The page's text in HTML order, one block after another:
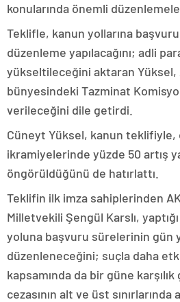
konularında önemli
Teklifle, kanun yollarına
düzenleme yapılacağını; adli
yükseltileceğini aktaran Yüksel,
bünyesindeki Tazminat
verileceğini dile getirdi.
Cüneyt Yüksel, kanun
ikramiyelerinde yüzde 50 artış
öngörüldüğünü de hatırlattı.
Teklifin ilk imza sahiplerinden
Milletvekili Şengül Karslı,
yoluna başvuru sürelerinin gün
düzenleneceğini; suçla daha
kapsamında da bir güne
cezasının alt ve üst sınırlarında